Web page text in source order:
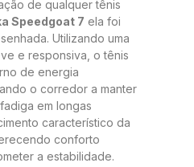
de qualquer tênis
Speedgoat 7 ela foi
Utilizando uma
e responsiva, o tênis
de energia
o corredor a manter
em longas
característico da
conforto
a estabilidade.